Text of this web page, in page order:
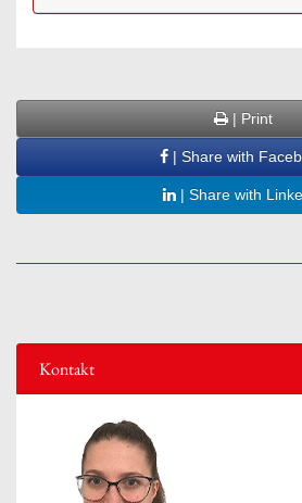
| Print
| Share with
| Share with
Kontakt